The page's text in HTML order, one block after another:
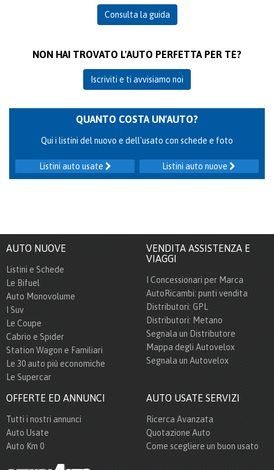
Consulta la guida
NON HAI TROVATO L'AUTO PERFETTA PER TE?
Iscriviti e ti avvisiamo noi
QUANTO COSTA UN'AUTO?
Qui i listini del nuovo e dell'usato con schede e foto
Listini auto nuove
Listini auto usate
AUTO NUOVE
Listini e Schede
Le Bifuel
Auto Monovolume
I Suv
Le Coupe
Cabrio e Spider
Station Wagon e Familiari
Le 30 auto più economiche
Le Supercar
VENDITA ASSISTENZA E
VIAGGI
I Concessionari per Marca
AutoRicambi: punti vendita
Distributori: GPL
Distributori: Metano
Segnala un Distributore
Mappa degli Autovelox
Segnala un Autovelox
OFFERTE ED ANNUNCI
Tutti i nostri annunci
Auto Usate
Auto Km 0
AUTO USATE SERVIZI
Ricerca Avanzata
Quotazione Auto
Come scegliere un buon usato